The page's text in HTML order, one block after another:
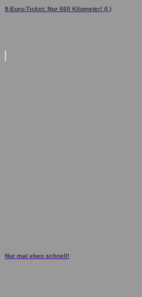
9-Euro-Ticket: Nur 660 Kilometer! (I.)
Nur mal eben schnell!